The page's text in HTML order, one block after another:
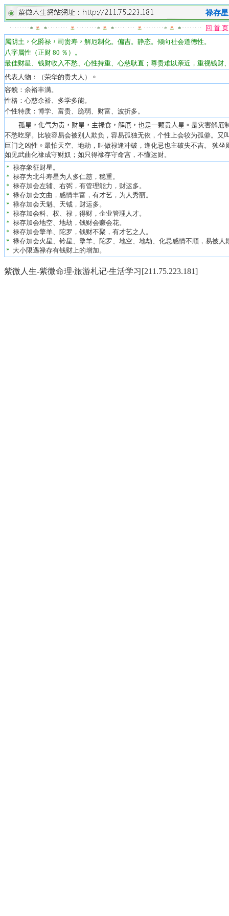
禄存星
回 首 页
属阴土 ， 化爵禄 ， 司贵寿 ， 解厄制化。 偏吉。静态。倾向社会道德性。
八字属性（正财 80 ％）。
最佳财星、钱财收入不愁、心性持重、心慈耿直；尊贵难以亲近，重视钱财
代表人物：（荣华的贵夫人）
。
容貌：余裕丰满。
性格：心慈余裕、多学多能。
个性特质：博学、富贵、脆弱、财富、波折多。
孤星，化气为贵，财星，主禄食，解厄，也是一颗贵人星。 是灾害解厄
不愁吃穿。比较容易会被别人欺负，容易孤独无依，个性上会较为孤僻。 又
巨门之凶性 。 最怕天空、地劫，叫做禄逢冲破，逢化忌也主破失不吉。 独
如见武曲化禒成守财奴；如只得禒存守命宫，不懂运财。
＊ 禄存象征财星。
＊ 禄存为北斗寿星为人多仁慈，稳重。
＊ 禄存加会左辅、右弼，有管理能力，财运多。
＊ 禄存加会文曲，感情丰富，有才艺，为人秀丽。
＊ 禄存加会天魁、天钺，财运多。
＊ 禄存加会科、权、禄，得财，企业管理人才。
＊ 禄存加会地空、地劫，钱财会赚会花。
＊ 禄存加会擎羊、陀罗，钱财不聚，有才艺之人。
＊ 禄存加会火星、铃星、擎羊、陀罗、地空、地劫、化忌感情不顺，易被人
＊ 大小限遇禄存有钱财上的增加。
紫微人生-紫微命理‧旅游札记‧生活学习[211.75.223.181]